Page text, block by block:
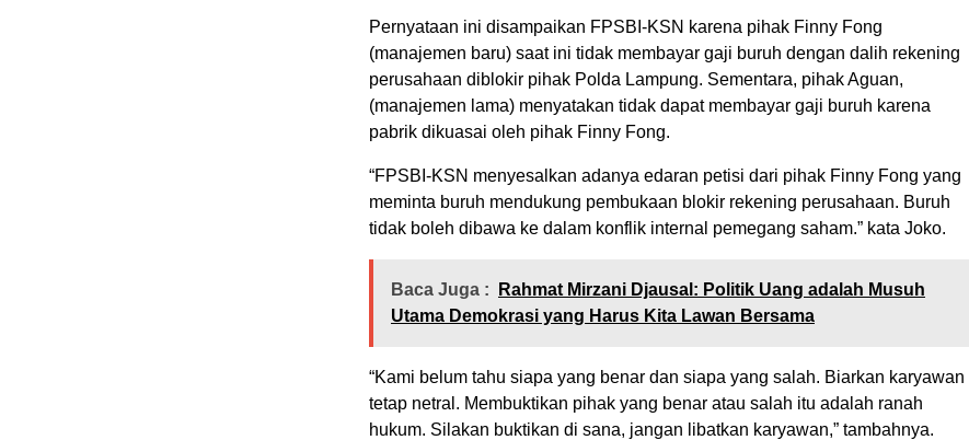
Pernyataan ini disampaikan FPSBI-KSN karena pihak Finny Fong
(manajemen baru) saat ini tidak membayar gaji buruh dengan dalih rekening
perusahaan diblokir pihak Polda Lampung. Sementara, pihak Aguan,
(manajemen lama) menyatakan tidak dapat membayar gaji buruh karena
pabrik dikuasai oleh pihak Finny Fong.
“FPSBI-KSN menyesalkan adanya edaran petisi dari pihak Finny Fong yang
meminta buruh mendukung pembukaan blokir rekening perusahaan. Buruh
tidak boleh dibawa ke dalam konflik internal pemegang saham.” kata Joko.
Baca Juga :
Rahmat Mirzani Djausal: Politik Uang adalah Musuh
Utama Demokrasi yang Harus Kita Lawan Bersama
“Kami belum tahu siapa yang benar dan siapa yang salah. Biarkan karyawan
tetap netral. Membuktikan pihak yang benar atau salah itu adalah ranah
hukum. Silakan buktikan di sana, jangan libatkan karyawan,” tambahnya.